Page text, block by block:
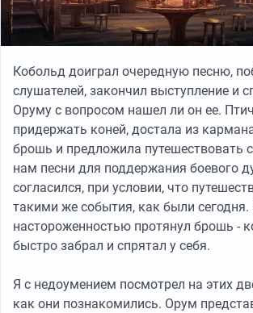
Кобольд доиграл очередную песню,
слушателей, закончил выступление и
Оруму с вопросом нашел ли он ее.
придержать коней, достала из
брошь и предложила путешествовать
нам песни для поддержания боевого
согласился, при условии, что
такими же события, как были
настороженностью протянул брошь -
быстро забрал и спрятал у себя.
Я с недоумением посмотрел на этих
как они познакомились. Орум